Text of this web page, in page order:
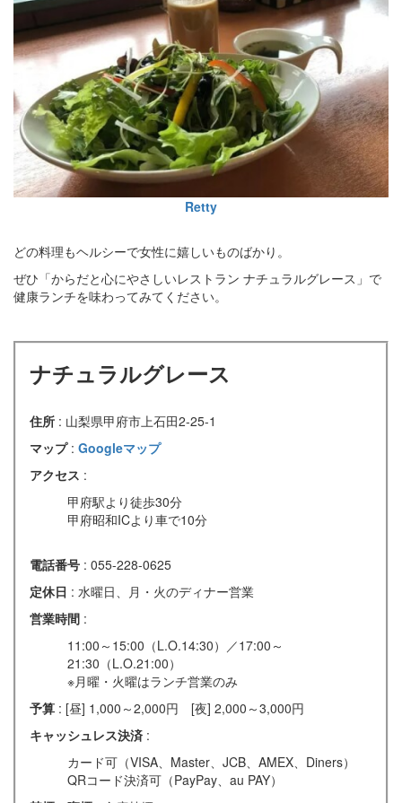
Retty
どの料理もヘルシーで女性に嬉しいものばかり。
ぜひ「からだと心にやさしいレストラン ナチュラルグレース」で
健康ランチを味わってみてください。
ナチュラルグレース
住所 : 山梨県甲府市上石田2-25-1
マップ : Googleマップ
アクセス :
甲府駅より徒歩30分
甲府昭和ICより車で10分
電話番号 : 055-228-0625
定休日 : 水曜日、月・火のディナー営業
営業時間 :
11:00～15:00（L.O.14:30）／17:00～
21:30（L.O.21:00）
※月曜・火曜はランチ営業のみ
予算 : [昼] 1,000～2,000円 [夜] 2,000～3,000円
キャッシュレス決済 :
カード可（VISA、Master、JCB、AMEX、Diners）
QRコード決済可（PayPay、au PAY）